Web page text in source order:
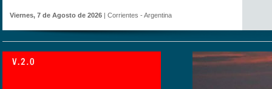
Viernes, 7 de Agosto de 2026 | Corrientes - Argentina